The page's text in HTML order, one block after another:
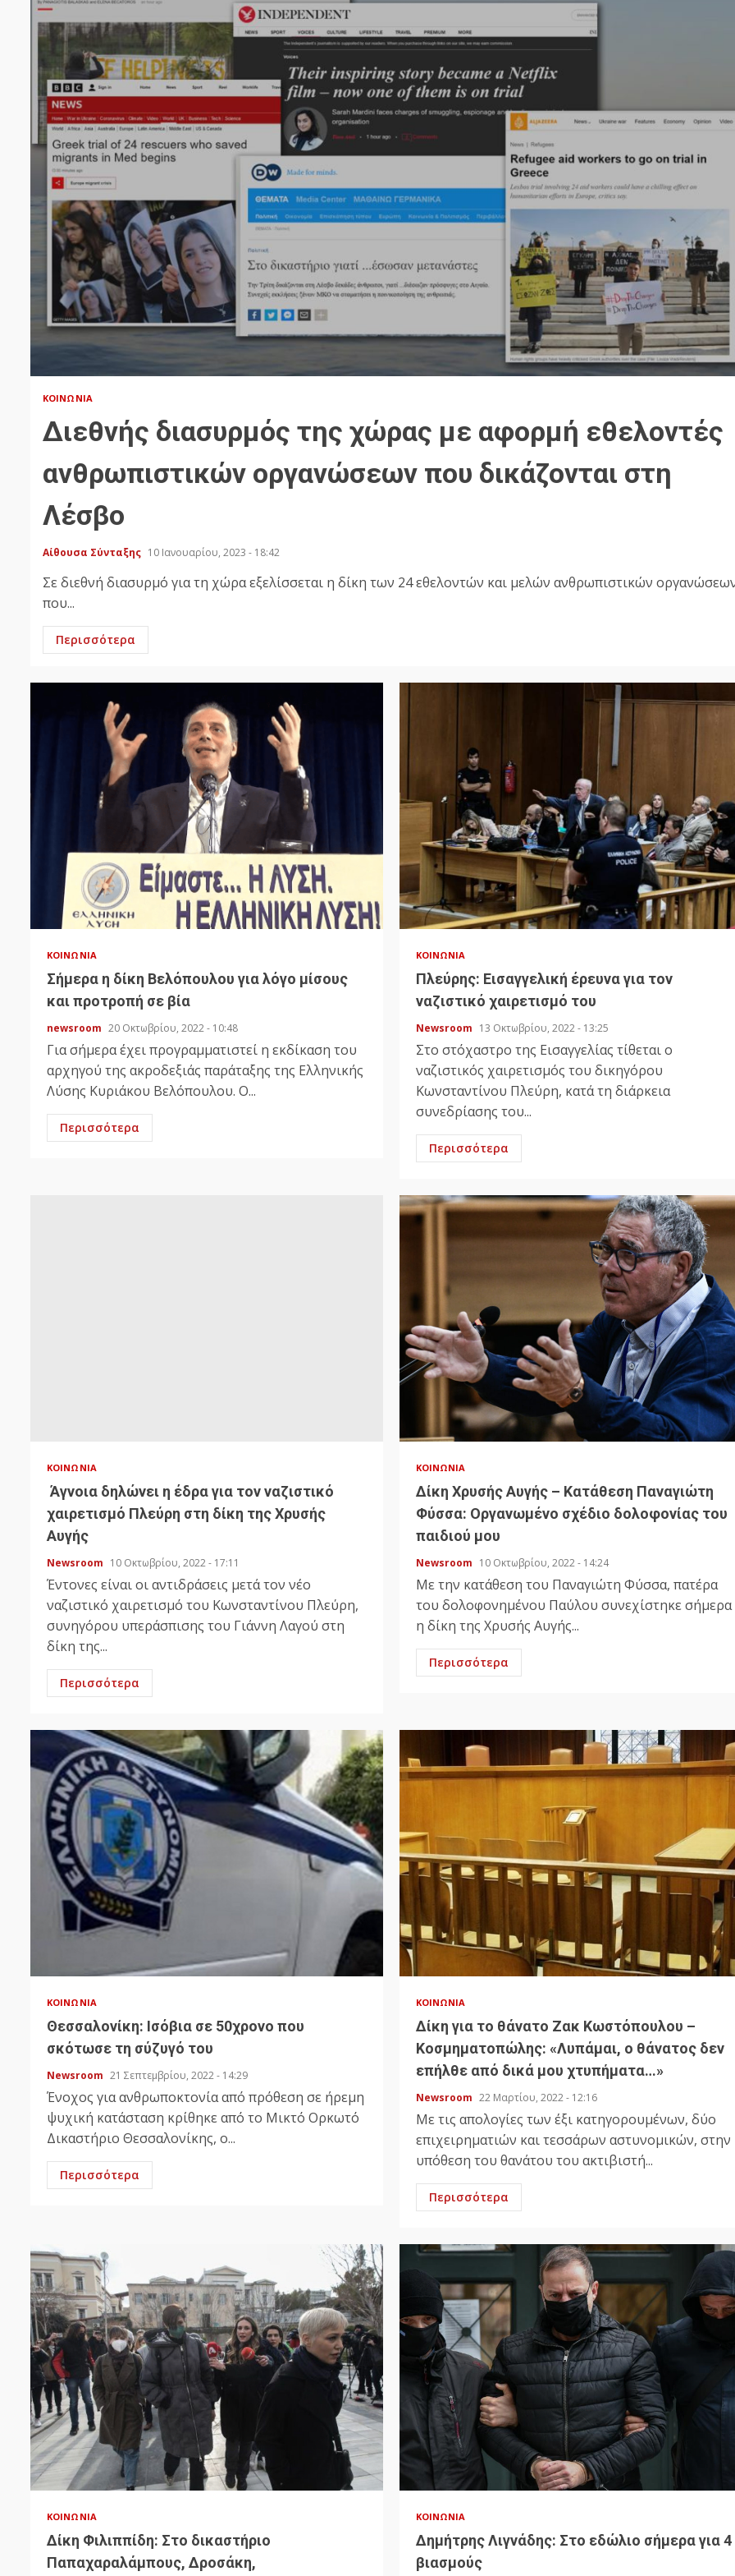
ΚΟΙΝΩΝΊΑ
Διεθνής διασυρμός της χώρας με αφορμή εθελοντές
ανθρωπιστικών οργανώσεων που δικάζονται στη
Λέσβο
Αίθουσα Σύνταξης 10 Ιανουαρίου, 2023 - 18:42
Σε διεθνή διασυρμό για τη χώρα εξελίσσεται η δίκη των 24 εθελοντών και μελών ανθρωπιστικών
που...
Περισσότερα
ΚΟΙΝΩΝΊΑ
Σήμερα η δίκη Βελόπουλου για λόγο μίσους
και προτροπή σε βία
newsroom 20 Οκτωβρίου, 2022 - 10:48
Για σήμερα έχει προγραμματιστεί η εκδίκαση του
αρχηγού της ακροδεξιάς παράταξης της Ελληνικής
Λύσης Κυριάκου Βελόπουλου. Ο...
Περισσότερα
ΚΟΙΝΩΝΊΑ
Πλεύρης: Εισαγγελική έρευνα για τον
ναζιστικό χαιρετισμό του
Newsroom 13 Οκτωβρίου, 2022 - 13:25
Στο στόχαστρο της Εισαγγελίας τίθεται ο
ναζιστικός χαιρετισμός του δικηγόρου
Κωνσταντίνου Πλεύρη, κατά τη διάρκεια
συνεδρίασης του...
Περισσότερα
ΚΟΙΝΩΝΊΑ
Άγνοια δηλώνει η έδρα για τον ναζιστικό
χαιρετισμό Πλεύρη στη δίκη της Χρυσής
Αυγής
Newsroom 10 Οκτωβρίου, 2022 - 17:11
Έντονες είναι οι αντιδράσεις μετά τον νέο
ναζιστικό χαιρετισμό του Κωνσταντίνου Πλεύρη,
συνηγόρου υπεράσπισης του Γιάννη Λαγού στη
δίκη της...
Περισσότερα
ΚΟΙΝΩΝΊΑ
Δίκη Χρυσής Αυγής – Κατάθεση Παναγιώτη
Φύσσα: Οργανωμένο σχέδιο δολοφονίας του
παιδιού μου
Newsroom 10 Οκτωβρίου, 2022 - 14:24
Με την κατάθεση του Παναγιώτη Φύσσα, πατέρα
του δολοφονημένου Παύλου συνεχίστηκε σήμερα
η δίκη της Χρυσής Αυγής...
Περισσότερα
ΚΟΙΝΩΝΊΑ
Θεσσαλονίκη: Ισόβια σε 50χρονο που
σκότωσε τη σύζυγό του
Newsroom 21 Σεπτεμβρίου, 2022 - 14:29
Ένοχος για ανθρωποκτονία από πρόθεση σε ήρεμη
ψυχική κατάσταση κρίθηκε από το Μικτό Ορκωτό
Δικαστήριο Θεσσαλονίκης, ο...
Περισσότερα
ΚΟΙΝΩΝΊΑ
Δίκη για το θάνατο Ζακ Κωστόπουλου –
Κοσμηματοπώλης: «Λυπάμαι, ο θάνατος δεν
επήλθε από δικά μου χτυπήματα…»
Newsroom 22 Μαρτίου, 2022 - 12:16
Με τις απολογίες των έξι κατηγορουμένων, δύο
επιχειρηματιών και τεσσάρων αστυνομικών, στην
υπόθεση του θανάτου του ακτιβιστή...
Περισσότερα
ΚΟΙΝΩΝΊΑ
Δίκη Φιλιππίδη: Στο δικαστήριο
Παπαχαραλάμπους, Δροσάκη,
ΚΟΙΝΩΝΊΑ
Δημήτρης Λιγνάδης: Στο εδώλιο σήμερα για 4
βιασμούς